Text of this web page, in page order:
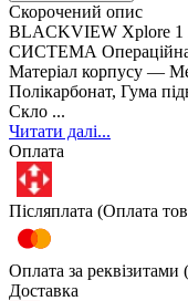
Скорочений опис
BLACKVIEW
СИСТЕМА
Матеріал корпусу —
Полікарбонат, Гума
Скло ...
Читати далі...
Оплата
Післяплата (Оплата
Оплата за
Доставка